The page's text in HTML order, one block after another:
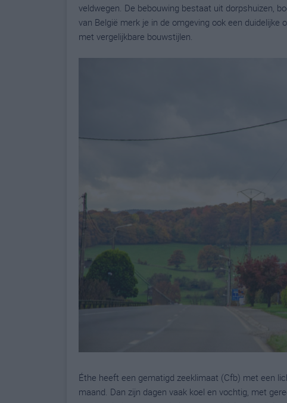
veldwegen. De bebouwing bestaat uit dorpshuizen,
van België merk je in de omgeving ook een
met vergelijkbare bouwstijlen.
Éthe heeft een gematigd zeeklimaat (Cfb) met een
maand. Dan zijn dagen vaak koel en vochtig, met